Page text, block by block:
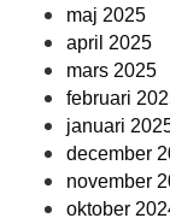
maj 2025
april 2025
mars 2025
februari
januari
december
november
oktober